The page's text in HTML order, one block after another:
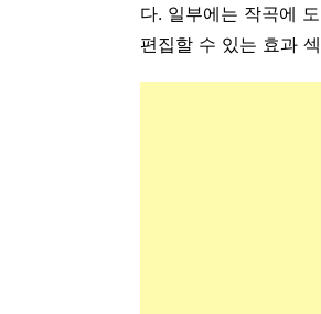
다. 일부에는 작곡에
편집할 수 있는 효과